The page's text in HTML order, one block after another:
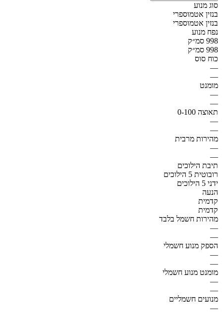
סוג מנוע
בנזין אטמוספרי
בנזין אטמוספרי
נפח מנוע
998 סמ״ק
998 סמ״ק
כוח סוס
—
—
מומנט
—
—
תאוצה 0-100
—
—
מהירות מרבית
—
—
תיבת הילוכים
רובוטית 5 הילוכים
ידני 5 הילוכים
הנעה
קדמית
קדמית
מהירות חשמל בלבד
—
—
הספק מנוע חשמלי
—
—
מומנט מנוע חשמלי
—
—
מנועים חשמליים
—